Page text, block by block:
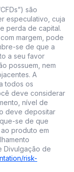
são
especulativo, cuja
perda de capital.
margem, pode
se de que a
a seu favor
possuem, nem
A
todos os
deve considerar
nível de
deve depositar
se de que
produto em
Divulgação de
risk-